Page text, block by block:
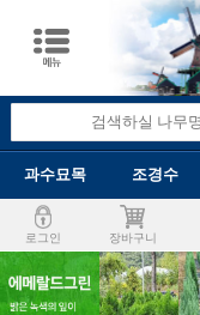
과수묘목 조경수
로그인 장바구니